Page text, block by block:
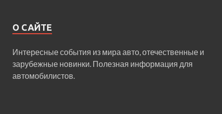
О САЙТЕ
Интересные события из мира авто, отечественные и
зарубежные новинки. Полезная информация для
автомобилистов.